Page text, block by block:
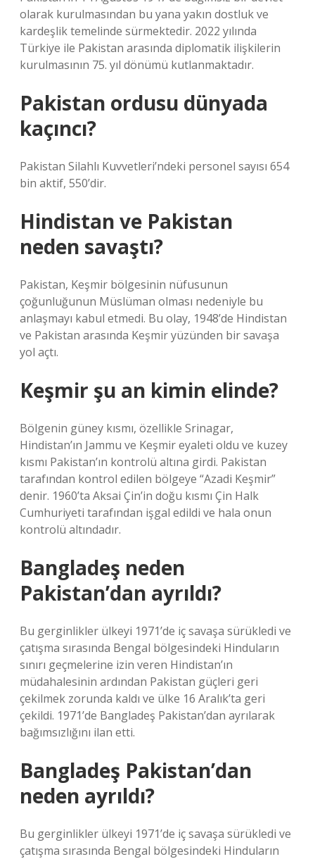
olarak kurulmasından bu yana yakın dostluk ve
kardeşlik temelinde sürmektedir. 2022 yılında
Türkiye ile Pakistan arasında diplomatik ilişkilerin
kurulmasının 75. yıl dönümü kutlanmaktadır.
Pakistan ordusu dünyada
kaçıncı?
Pakistan Silahlı Kuvvetleri’ndeki personel sayısı 654
bin aktif, 550’dir.
Hindistan ve Pakistan
neden savaştı?
Pakistan, Keşmir bölgesinin nüfusunun
çoğunluğunun Müslüman olması nedeniyle bu
anlaşmayı kabul etmedi. Bu olay, 1948’de Hindistan
ve Pakistan arasında Keşmir yüzünden bir savaşa
yol açtı.
Keşmir şu an kimin elinde?
Bölgenin güney kısmı, özellikle Srinagar,
Hindistan’ın Jammu ve Keşmir eyaleti oldu ve kuzey
kısmı Pakistan’ın kontrolü altına girdi. Pakistan
tarafından kontrol edilen bölgeye “Azadi Keşmir”
denir. 1960’ta Aksai Çin’in doğu kısmı Çin Halk
Cumhuriyeti tarafından işgal edildi ve hala onun
kontrolü altındadır.
Bangladeş neden
Pakistan’dan ayrıldı?
Bu gerginlikler ülkeyi 1971’de iç savaşa sürükledi ve
çatışma sırasında Bengal bölgesindeki Hinduların
sınırı geçmelerine izin veren Hindistan’ın
müdahalesinin ardından Pakistan güçleri geri
çekilmek zorunda kaldı ve ülke 16 Aralık’ta geri
çekildi. 1971’de Bangladeş Pakistan’dan ayrılarak
bağımsızlığını ilan etti.
Bangladeş Pakistan’dan
neden ayrıldı?
Bu gerginlikler ülkeyi 1971’de iç savaşa sürükledi ve
çatışma sırasında Bengal bölgesindeki Hinduların